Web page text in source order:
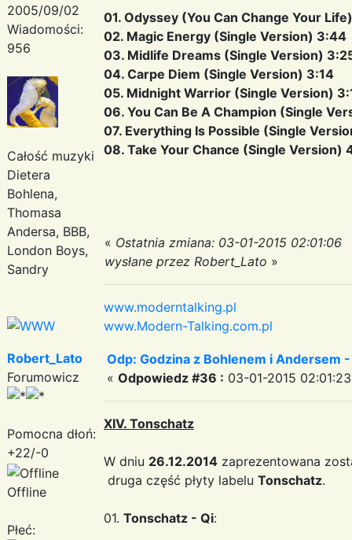
2005/09/02
Wiadomości:
956
Całość muzyki
Dietera
Bohlena,
Thomasa
Andersa, BBB,
London Boys,
Sandry
01. Odyssey (You Can Change Your
02. Magic Energy (Single Version) 3:44
03. Midlife Dreams (Single Version)
04. Carpe Diem (Single Version) 3:14
05. Midnight Warrior (Single Version)
06. You Can Be A Champion (Single
07. Everything Is Possible (Single
08. Take Your Chance (Single Version)
« Ostatnia zmiana: 03-01-2015 02:01:06
wysłane przez Robert_Lato »
www.moderntalking.pl
www.Modern-Talking.com.pl
Robert_Lato
Forumowicz
Pomocna dłoń:
+22/-0
Offline
Płeć:
Odp: Godzina z Bohlenem i Andersem
« Odpowiedz #36 : 03-01-2015
XIV. Tonschatz
W dniu 26.12.2014 zaprezentowana
druga część płyty labelu Tonschatz.
01. Tonschatz - Qi: